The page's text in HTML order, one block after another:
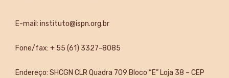
E-mail: instituto@ispn.org.br
Fone/fax: + 55 (61) 3327-8085
Endereço: SHCGN CLR Quadra 709 Bloco “E” Loja 38 – CEP